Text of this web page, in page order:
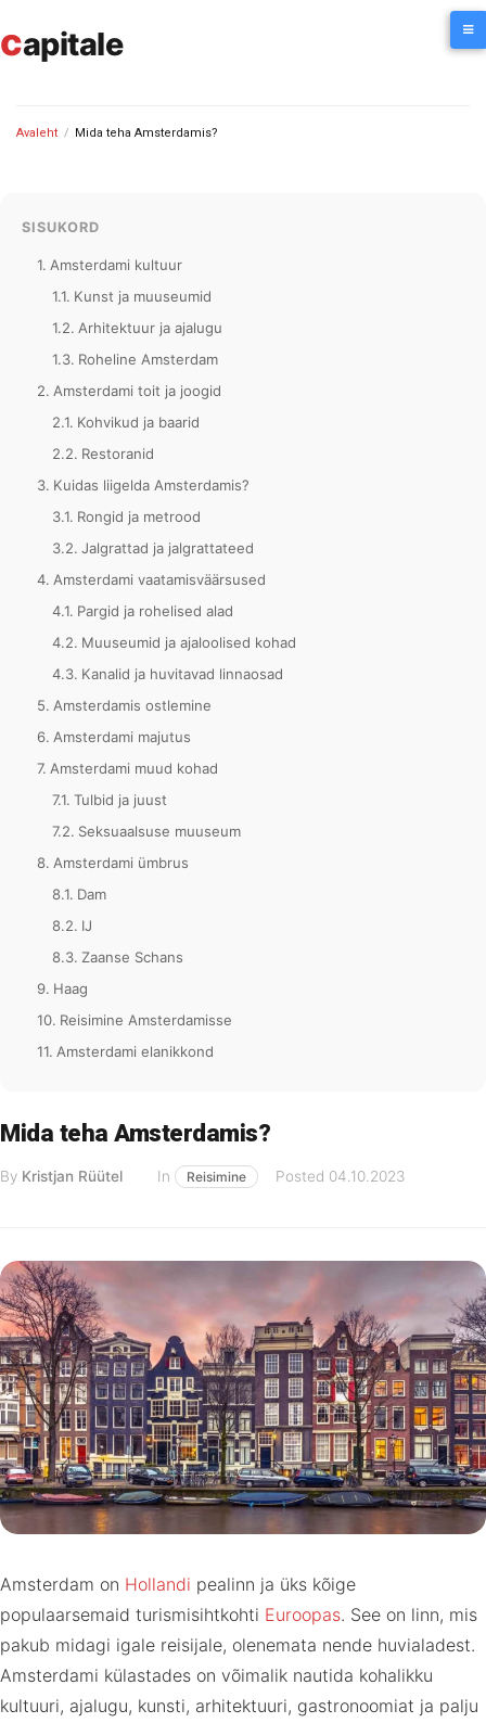
to
content
capitale
Avaleht / Mida teha Amsterdamis?
SISUKORD
Amsterdami kultuur
Kunst ja muuseumid
Arhitektuur ja ajalugu
Roheline Amsterdam
Amsterdami toit ja joogid
Kohvikud ja baarid
Restoranid
Kuidas liigelda Amsterdamis?
Rongid ja metrood
Jalgrattad ja jalgrattateed
Amsterdami vaatamisväärsused
Pargid ja rohelised alad
Muuseumid ja ajaloolised kohad
Kanalid ja huvitavad linnaosad
Amsterdamis ostlemine
Amsterdami majutus
Amsterdami muud kohad
Tulbid ja juust
Seksuaalsuse muuseum
Amsterdami ümbrus
Dam
IJ
Zaanse Schans
Haag
Reisimine Amsterdamisse
Amsterdami elanikkond
Mida teha Amsterdamis?
By Kristjan Rüütel In Reisimine Posted 04.10.2023
Amsterdam on Hollandi pealinn ja üks kõige
populaarsemaid turismisihtkohti Euroopas. See on linn, mis
pakub midagi igale reisijale, olenemata nende huvialadest.
Amsterdami külastades on võimalik nautida kohalikku
kultuuri, ajalugu, kunsti, arhitektuuri, gastronoomiat ja palju